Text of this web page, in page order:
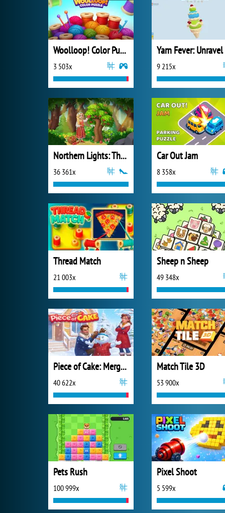
Woolloop! Color Puzzle
3 503x 9 215x
Northern Lights: The Secret of the Forest
36 361x
Car Out Jam
8 358x
Thread Match
21 003x
Sheep n Sheep
49 348x
Piece of Cake: Merge and Bake
40 622x
Match Tile 3D
53 900x
Pets Rush
100 999x
Pixel Shoot
5 599x